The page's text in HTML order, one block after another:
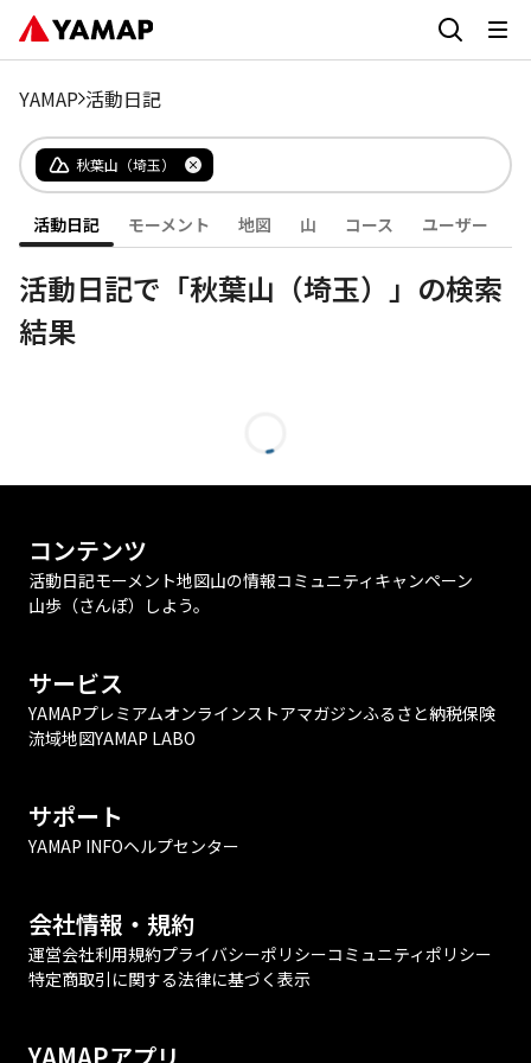
YAMAP 活動日記
秋葉山（埼玉）
活動日記 モーメント 地図 山 コース ユーザー
活動日記で「秋葉山（埼玉）」の検索
結果
コンテンツ
活動日記モーメント地図山の情報コミュニティ キャンペーン
山歩（さんぽ）しよう。
サービス
YAMAPプレミアムオンラインストアマガジンふるさと納税保険
流域地図YAMAP LABO
サポート
YAMAP INFOヘルプセンター
会社情報・規約
運営会社利用規約プライバシーポリシーコミュニティポリシー
特定商取引に関する法律に基づく表示